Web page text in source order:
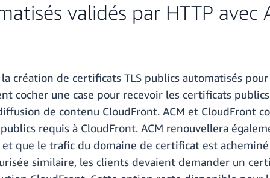
validés par HTTP avec
création de certificats TLS publics automatisés
cocher une case pour recevoir les certificats
de contenu CloudFront. ACM et CloudFront
requis à CloudFront. ACM renouvellera
que le trafic du domaine de certificat est
similaire, les clients devaient demander un